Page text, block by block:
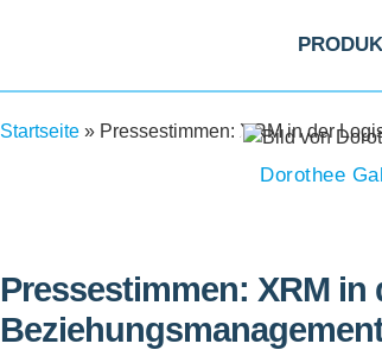
Startseite » Pressestimmen: XRM in der
Dorothee
Pressestimmen: XRM